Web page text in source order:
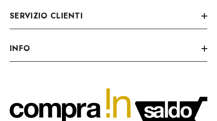
SERVIZIO CLIENTI
INFO